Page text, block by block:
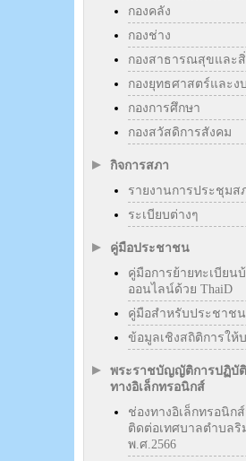
กองคลัง
กองช่าง
กองสาธารณสุขและ
กองยุทธศาสตร์และ
กองการศึกษา
กองสวัสดิการสังคม
กิจการสภา
รายงานการประชุมส
ระเบียบต่างๆ
คู่มือประชาชน
คู่มือการย้ายทะเบียน
ออนไลน์ด้วย ThaiD
คู่มือสำหรับประชาชน
ข้อมูลเชิงสถิติการให้
พระราชบัญญัติการปฏิบั
ทางอิเล็กทรอนิกส์
ช่องทางอิเล็กทรอนิก
ติดต่อเทศบาลตำบลริ
พ.ศ.2566